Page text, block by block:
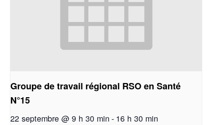
Groupe de travail régional RSO en Santé
N°15
22 septembre @ 9 h 30 min - 16 h 30 min